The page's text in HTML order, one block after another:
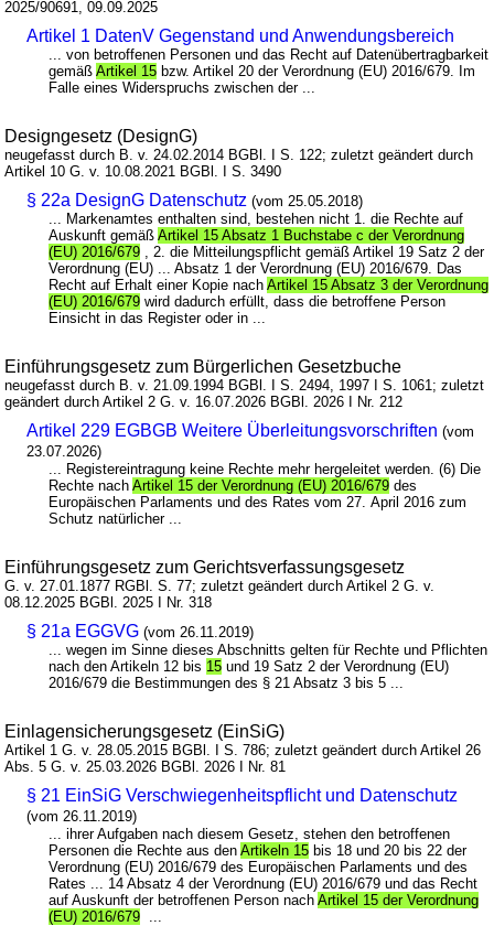
2025/90691, 09.09.2025
Artikel 1 DatenV Gegenstand und Anwendungsbereich
... von betroffenen Personen und das Recht auf Datenübertragbarkeit
gemäßArtikel 15 bzw. Artikel 20 der Verordnung (EU) 2016/679. Im
Falle eines Widerspruchs zwischen der ...
Designgesetz (DesignG)
neugefasst durch B. v. 24.02.2014 BGBl. I S. 122; zuletzt geändert durch
Artikel 10 G. v. 10.08.2021 BGBl. I S. 3490
§ 22a DesignG Datenschutz (vom 25.05.2018)
... Markenamtes enthalten sind, bestehen nicht 1. die Rechte auf
Auskunft gemäßArtikel 15 Absatz 1 Buchstabe c der Verordnung
(EU) 2016/679 , 2. die Mitteilungspflicht gemäß Artikel 19 Satz 2 der
Verordnung (EU) ... Absatz 1 der Verordnung (EU) 2016/679. Das
Recht auf Erhalt einer Kopie nachArtikel 15 Absatz 3 der Verordnung
(EU) 2016/679 wird dadurch erfüllt, dass die betroffene Person
Einsicht in das Register oder in ...
Einführungsgesetz zum Bürgerlichen Gesetzbuche
neugefasst durch B. v. 21.09.1994 BGBl. I S. 2494, 1997 I S. 1061; zuletzt
geändert durch Artikel 2 G. v. 16.07.2026 BGBl. 2026 I Nr. 212
Artikel 229 EGBGB Weitere Überleitungsvorschriften (vom
23.07.2026)
... Registereintragung keine Rechte mehr hergeleitet werden. (6) Die
Rechte nachArtikel 15 der Verordnung (EU) 2016/679 des
Europäischen Parlaments und des Rates vom 27. April 2016 zum
Schutz natürlicher ...
Einführungsgesetz zum Gerichtsverfassungsgesetz
G. v. 27.01.1877 RGBl. S. 77; zuletzt geändert durch Artikel 2 G. v.
08.12.2025 BGBl. 2025 I Nr. 318
§ 21a EGGVG (vom 26.11.2019)
... wegen im Sinne dieses Abschnitts gelten für Rechte und Pflichten
nach den Artikeln 12 bis 15 und 19 Satz 2 der Verordnung (EU)
2016/679 die Bestimmungen des § 21 Absatz 3 bis 5 ...
Einlagensicherungsgesetz (EinSiG)
Artikel 1 G. v. 28.05.2015 BGBl. I S. 786; zuletzt geändert durch Artikel 26
Abs. 5 G. v. 25.03.2026 BGBl. 2026 I Nr. 81
§ 21 EinSiG Verschwiegenheitspflicht und Datenschutz
(vom 26.11.2019)
... ihrer Aufgaben nach diesem Gesetz, stehen den betroffenen
Personen die Rechte aus denArtikeln 15 bis 18 und 20 bis 22 der
Verordnung (EU) 2016/679 des Europäischen Parlaments und des
Rates ... 14 Absatz 4 der Verordnung (EU) 2016/679 und das Recht
auf Auskunft der betroffenen Person nachArtikel 15 der Verordnung
(EU) 2016/679